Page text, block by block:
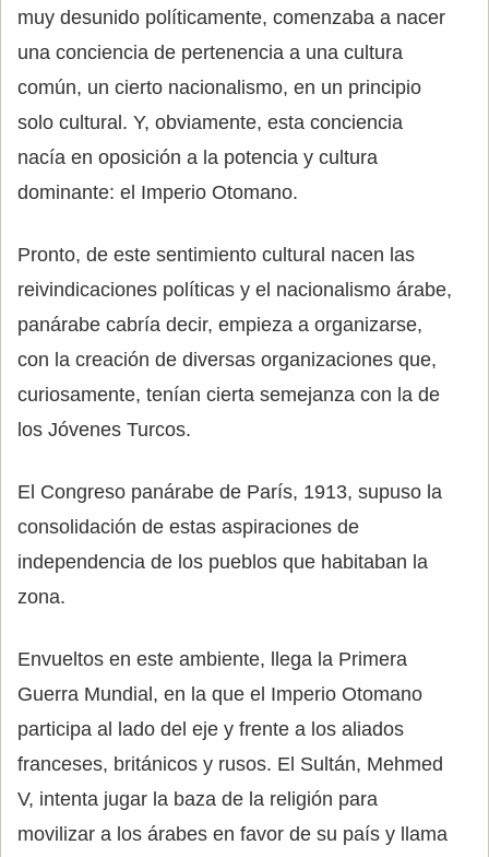
muy desunido políticamente, comenzaba a nacer
una conciencia de pertenencia a una cultura
común, un cierto nacionalismo, en un principio
solo cultural. Y, obviamente, esta conciencia
nacía en oposición a la potencia y cultura
dominante: el Imperio Otomano.
Pronto, de este sentimiento cultural nacen las
reivindicaciones políticas y el nacionalismo árabe,
panárabe cabría decir, empieza a organizarse,
con la creación de diversas organizaciones que,
curiosamente, tenían cierta semejanza con la de
los Jóvenes Turcos.
El Congreso panárabe de París, 1913, supuso la
consolidación de estas aspiraciones de
independencia de los pueblos que habitaban la
zona.
Envueltos en este ambiente, llega la Primera
Guerra Mundial, en la que el Imperio Otomano
participa al lado del eje y frente a los aliados
franceses, británicos y rusos. El Sultán, Mehmed
V, intenta jugar la baza de la religión para
movilizar a los árabes en favor de su país y llama